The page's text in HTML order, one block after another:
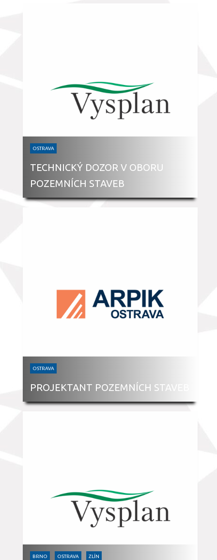
OSTRAVA
TECHNICKÝ DOZOR V OBORU
POZEMNÍCH STAVEB
OSTRAVA
PROJEKTANT POZEMNÍCH STAVEB
BRNO OSTRAVA ZLÍN